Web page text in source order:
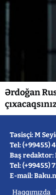
Ərdoğan
Təsisçi: M
Tel: (+99455)
Baş redaktor:
Tel: (+99455)
E-mail:
Haqqımızda